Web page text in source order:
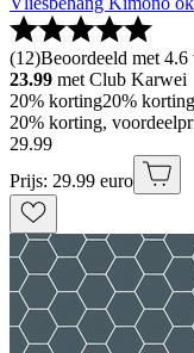
(12)Beoordeeld met
23.99 met Club Karwei
20% korting20% korting
20% korting,
29.99
Prijs: 29.99 euro